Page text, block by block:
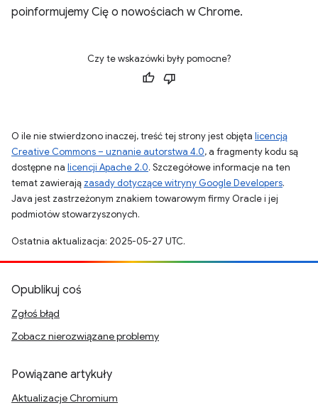
poinformujemy Cię o nowościach w Chrome.
Czy te wskazówki były pomocne?
O ile nie stwierdzono inaczej, treść tej strony jest objęta licencją
Creative Commons – uznanie autorstwa 4.0, a fragmenty kodu są
dostępne na licencji Apache 2.0. Szczegółowe informacje na ten
temat zawierają zasady dotyczące witryny Google Developers.
Java jest zastrzeżonym znakiem towarowym firmy Oracle i jej
podmiotów stowarzyszonych.
Ostatnia aktualizacja: 2025-05-27 UTC.
Opublikuj coś
Zgłoś błąd
Zobacz nierozwiązane problemy
Powiązane artykuły
Aktualizacje Chromium